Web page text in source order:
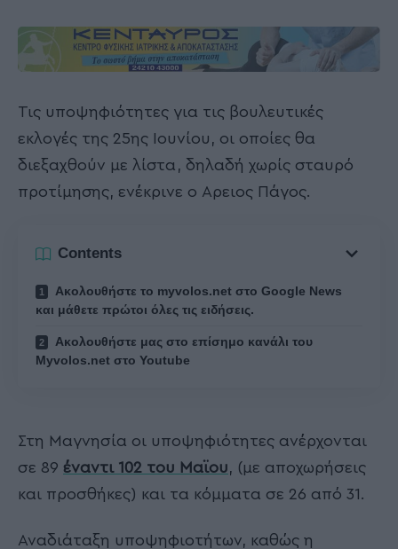
Τις υποψηφιότητες για τις βουλευτικές
εκλογές της 25ης Ιουνίου, οι οποίες θα
διεξαχθούν με λίστα, δηλαδή χωρίς σταυρό
προτίμησης, ενέκρινε ο Αρειος Πάγος.
Contents
Ακολουθήστε το myvolos.net στο Google News
και μάθετε πρώτοι όλες τις ειδήσεις.
Ακολουθήστε μας στο επίσημο κανάλι του
Myvolos.net στο Youtube
Στη Μαγνησία οι υποψηφιότητες ανέρχονται
σε 89 έναντι 102 του Μαϊου , (με αποχωρήσεις
και προσθήκες) και τα κόμματα σε 26 από 31.
Αναδιάταξη υποψηφιοτήτων, καθώς η